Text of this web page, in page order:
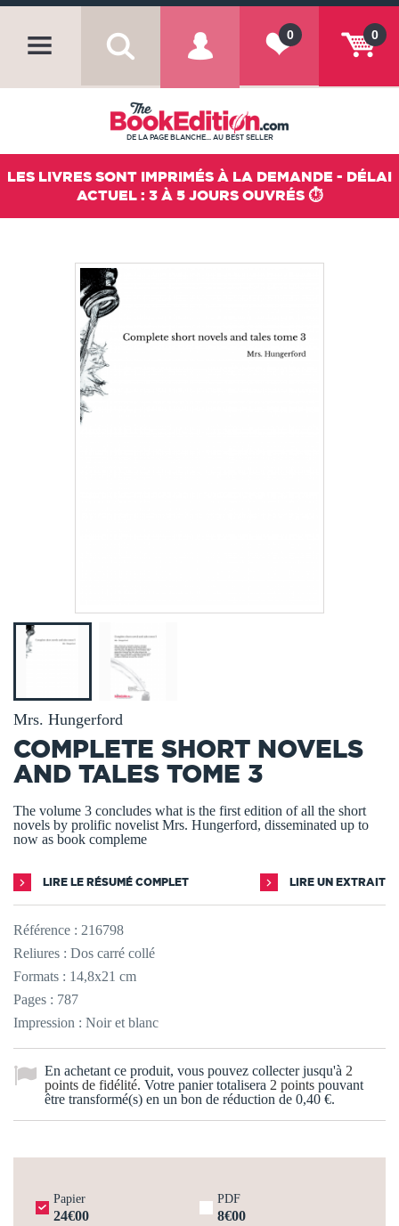
0
0
DE LA PAGE BLANCHE... AU BEST SELLER
LES LIVRES SONT IMPRIMÉS À LA DEMANDE - DÉLAI
ACTUEL : 3 À 5 JOURS OUVRÉS ⏱️
Mrs. Hungerford
COMPLETE SHORT NOVELS
AND TALES TOME 3
The volume 3 concludes what is the first edition of all the short
novels by prolific novelist Mrs. Hungerford, disseminated up to
now as book compleme
LIRE LE RÉSUMÉ COMPLET LIRE UN EXTRAIT
Référence : 216798
Reliures : Dos carré collé
Formats : 14,8x21 cm
Pages : 787
Impression : Noir et blanc
En achetant ce produit, vous pouvez collecter jusqu'à 2
points de fidélité. Votre panier totalisera 2 points pouvant
être transformé(s) en un bon de réduction de 0,40 €.
Papier
24€00
PDF
8€00